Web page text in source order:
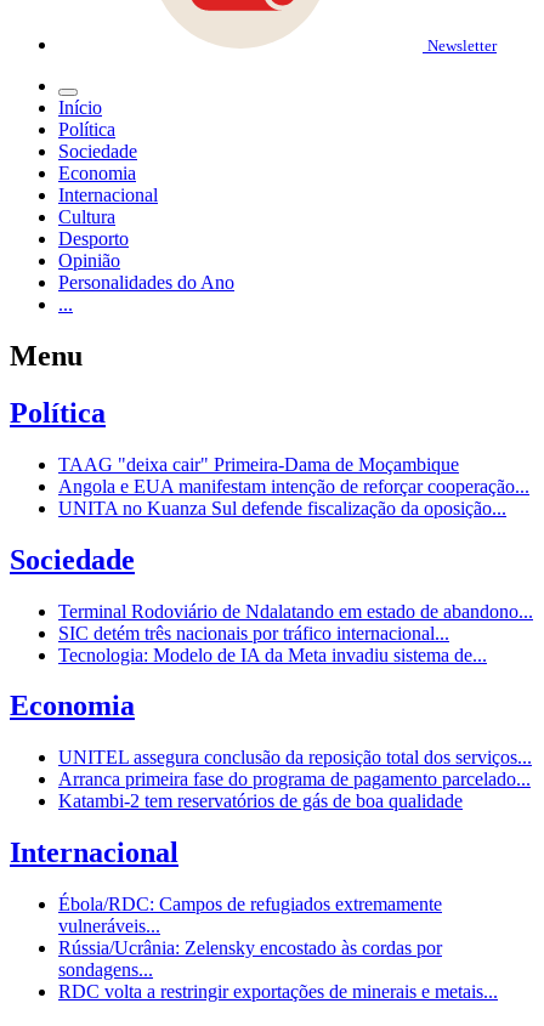
Newsletter
Início
Política
Sociedade
Economia
Internacional
Cultura
Desporto
Opinião
Personalidades do Ano
...
Menu
Política
TAAG "deixa cair" Primeira-Dama de Moçambique
Angola e EUA manifestam intenção de reforçar cooperação...
UNITA no Kuanza Sul defende fiscalização da oposição...
Sociedade
Terminal Rodoviário de Ndalatando em estado de abandono...
SIC detém três nacionais por tráfico internacional...
Tecnologia: Modelo de IA da Meta invadiu sistema de...
Economia
UNITEL assegura conclusão da reposição total dos serviços...
Arranca primeira fase do programa de pagamento parcelado...
Katambi-2 tem reservatórios de gás de boa qualidade
Internacional
Ébola/RDC: Campos de refugiados extremamente
vulneráveis...
Rússia/Ucrânia: Zelensky encostado às cordas por
sondagens...
RDC volta a restringir exportações de minerais e metais...